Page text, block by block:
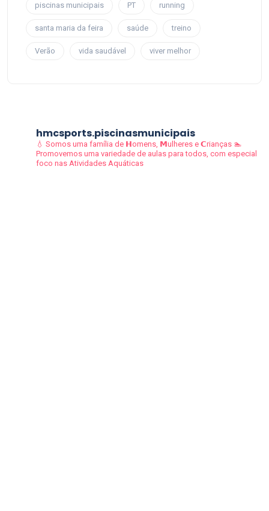
piscinas municipais PT running
santa maria da feira saúde treino
Verão vida saudável viver melhor
hmcsports.piscinasmunicipais
💧 Somos uma família de 𝗛omens, 𝗠ulheres e 𝗖rianças🏊
Promovemos uma variedade de aulas para todos, com especial
foco nas Atividades Aquáticas